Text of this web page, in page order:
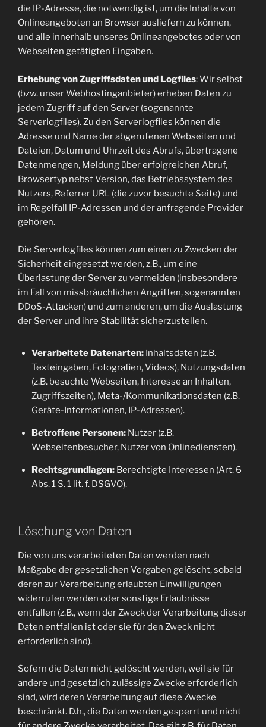
die IP-Adresse, die notwendig ist, um die Inhalte von
Onlineangeboten an Browser ausliefern zu können,
und alle innerhalb unseres Onlineangebotes oder von
Webseiten getätigten Eingaben.
Erhebung von Zugriffsdaten und Logfiles: Wir selbst
(bzw. unser Webhostinganbieter) erheben Daten zu
jedem Zugriff auf den Server (sogenannte
Serverlogfiles). Zu den Serverlogfiles können die
Adresse und Name der abgerufenen Webseiten und
Dateien, Datum und Uhrzeit des Abrufs, übertragene
Datenmengen, Meldung über erfolgreichen Abruf,
Browsertyp nebst Version, das Betriebssystem des
Nutzers, Referrer URL (die zuvor besuchte Seite) und
im Regelfall IP-Adressen und der anfragende Provider
gehören.
Die Serverlogfiles können zum einen zu Zwecken der
Sicherheit eingesetzt werden, z.B., um eine
Überlastung der Server zu vermeiden (insbesondere
im Fall von missbräuchlichen Angriffen, sogenannten
DDoS-Attacken) und zum anderen, um die Auslastung
der Server und ihre Stabilität sicherzustellen.
Verarbeitete Datenarten:Inhaltsdaten (z.B.
Texteingaben, Fotografien, Videos), Nutzungsdaten
(z.B. besuchte Webseiten, Interesse an Inhalten,
Zugriffszeiten), Meta-/Kommunikationsdaten (z.B.
Geräte-Informationen, IP-Adressen).
Betroffene Personen:Nutzer (z.B.
Webseitenbesucher, Nutzer von Onlinediensten).
Rechtsgrundlagen:Berechtigte Interessen (Art. 6
Abs. 1 S. 1 lit. f. DSGVO).
Löschung von Daten
Die von uns verarbeiteten Daten werden nach
Maßgabe der gesetzlichen Vorgaben gelöscht, sobald
deren zur Verarbeitung erlaubten Einwilligungen
widerrufen werden oder sonstige Erlaubnisse
entfallen (z.B., wenn der Zweck der Verarbeitung dieser
Daten entfallen ist oder sie für den Zweck nicht
erforderlich sind).
Sofern die Daten nicht gelöscht werden, weil sie für
andere und gesetzlich zulässige Zwecke erforderlich
sind, wird deren Verarbeitung auf diese Zwecke
beschränkt. D.h., die Daten werden gesperrt und nicht